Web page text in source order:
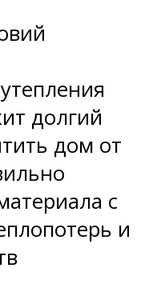
долгий
дом от
с
и